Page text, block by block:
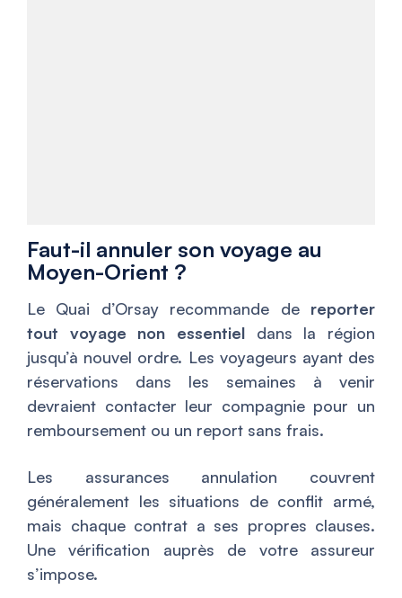
Faut-il annuler son voyage au
Moyen-Orient ?
Le Quai d’Orsay recommande de reporter
tout voyage non essentiel dans la région
jusqu’à nouvel ordre. Les voyageurs ayant des
réservations dans les semaines à venir
devraient contacter leur compagnie pour un
remboursement ou un report sans frais.
Les assurances annulation couvrent
généralement les situations de conflit armé,
mais chaque contrat a ses propres clauses.
Une vérification auprès de votre assureur
s’impose.